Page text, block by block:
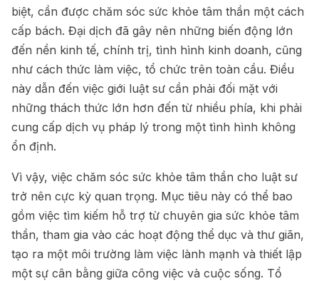
biệt, cần được chăm sóc sức khỏe tâm thần một cách
cấp bách. Đại dịch đã gây nên những biến động lớn
đến nền kinh tế, chính trị, tình hình kinh doanh, cũng
như cách thức làm việc, tổ chức trên toàn cầu. Điều
này dẫn đến việc giới luật sư cần phải đối mặt với
những thách thức lớn hơn đến từ nhiều phía, khi phải
cung cấp dịch vụ pháp lý trong một tình hình không
ổn định.
Vì vậy, việc chăm sóc sức khỏe tâm thần cho luật sư
trở nên cực kỳ quan trọng. Mục tiêu này có thể bao
gồm việc tìm kiếm hỗ trợ từ chuyên gia sức khỏe tâm
thần, tham gia vào các hoạt động thể dục và thư giãn,
tạo ra một môi trường làm việc lành mạnh và thiết lập
một sự cân bằng giữa công việc và cuộc sống. Tổ